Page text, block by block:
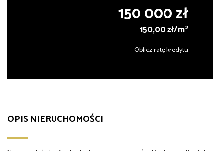
150 000 zł
150,00 zł/m2
Oblicz ratę kredytu
OPIS NIERUCHOMOŚCI